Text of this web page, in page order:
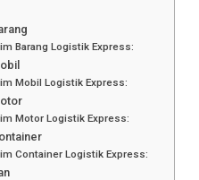
Barang Logistik Express:
Mobil Logistik Express:
Motor Logistik Express:
Container Logistik Express: